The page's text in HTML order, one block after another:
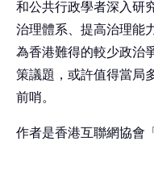
和公共行政學者深入研
治理體系、提高治理能
為香港難得的較少政治
策議題，或許值得當局
前哨。
作者是香港互聯網協會